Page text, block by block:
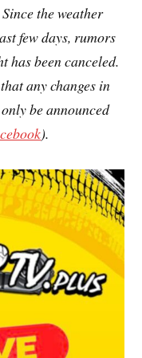
the weather
few days, rumors
has been canceled.
any changes in
be announced
).